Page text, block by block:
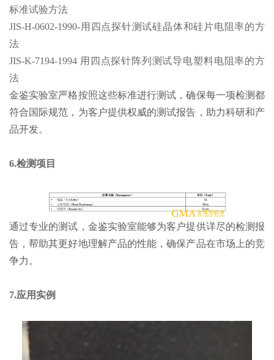
标准试验方法
JIS-H-0602-1990-用四点探针测试硅晶体和硅片电阻率的方
法
JIS-K-7194-1994 用四点探针阵列测试导电塑料电阻率的方
法
金鉴实验室严格按照这些标准进行测试，确保每一项检测都
符合国际规范，为客户提供权威的测试报告，助力科研和产
品开发。
6.检测项目
通过专业的测试，金鉴实验室能够为客户提供详尽的检测报
告，帮助其更好地理解产品的性能，确保产品在市场上的竞
争力。
7.应用实例